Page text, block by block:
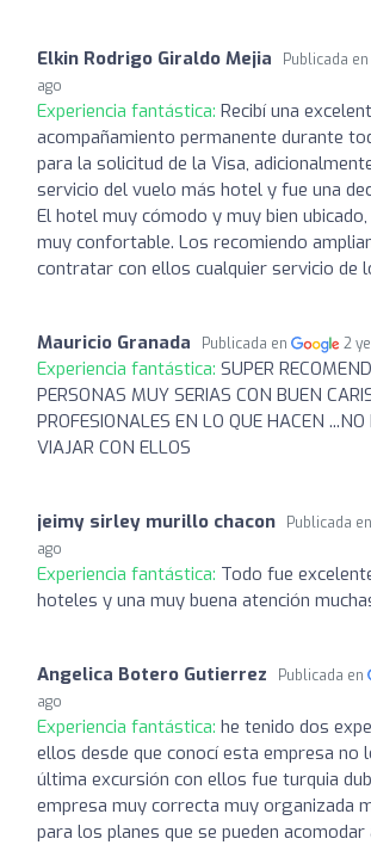
Elkin Rodrigo Giraldo Mejia Publicada en
ago
Experiencia fantástica: Recibí una
acompañamiento permanente durante
para la solicitud de la Visa,
servicio del vuelo más hotel y fue una
El hotel muy cómodo y muy bien
muy confortable. Los recomiendo
contratar con ellos cualquier servicio de
Mauricio Granada Publicada en 2
Experiencia fantástica: SUPER
PERSONAS MUY SERIAS CON BUEN
PROFESIONALES EN LO QUE HACEN
VIAJAR CON ELLOS
jeimy sirley murillo chacon Publicada en
ago
Experiencia fantástica: Todo fue
hoteles y una muy buena atención
Angelica Botero Gutierrez Publicada en
ago
Experiencia fantástica: he tenido dos
ellos desde que conocí esta empresa no
última excursión con ellos fue turquia
empresa muy correcta muy organizada
para los planes que se pueden